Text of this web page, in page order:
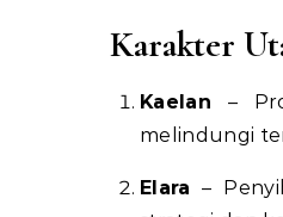
Karakter
Kaelan –
melindungi
Elara –